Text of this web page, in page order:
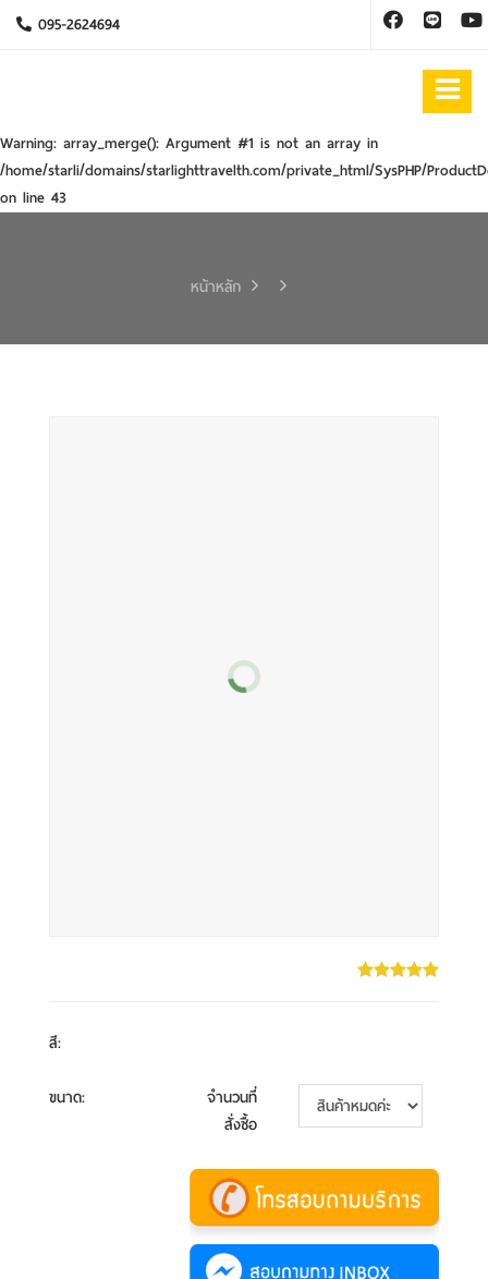
095-2624694
Warning: array_merge(): Argument #1 is not an array in
/home/starli/domains/starlighttravelth.com/private_html/SysPHP/
on line 43
หน้าหลัก
สี:
ขนาด:
จำนวนที่
สั่งซื้อ